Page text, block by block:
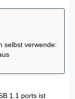
selbst verwende:
1.1 ports ist